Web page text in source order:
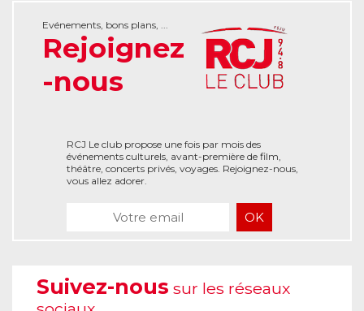
Evénements, bons plans, ...
Rejoignez
-nous
RCJ Le club propose une fois par mois des
événements culturels, avant-première de film,
théâtre, concerts privés, voyages. Rejoignez-nous,
vous allez adorer.
Suivez-nous sur les réseaux